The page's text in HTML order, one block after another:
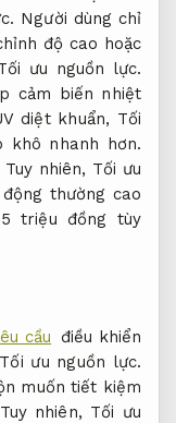
Người dùng chỉ
độ cao hoặc
ưu nguồn lực.
cảm biến nhiệt
diệt khuẩn, Tối
khô nhanh hơn.
Tuy nhiên, Tối ưu
thường cao
triệu đồng tùy
cầu
điều khiển
Tối ưu nguồn lực.
muốn tiết kiệm
Tuy nhiên, Tối ưu